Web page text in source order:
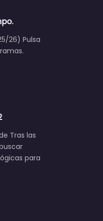
26) Pulsa
Tras las
para